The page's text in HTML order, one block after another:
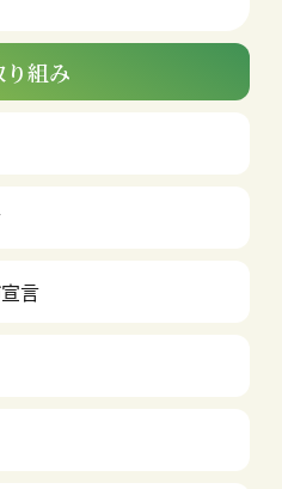
組み
言